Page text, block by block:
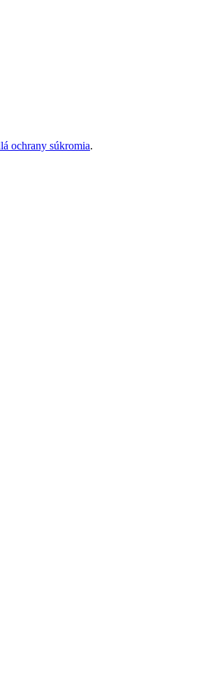
ochrany súkromia.